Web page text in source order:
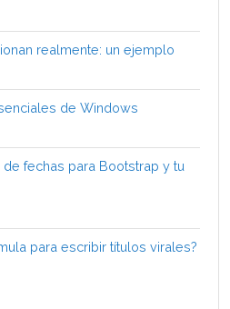
realmente: un ejemplo
de Windows
fechas para Bootstrap y tu
para escribir títulos virales?